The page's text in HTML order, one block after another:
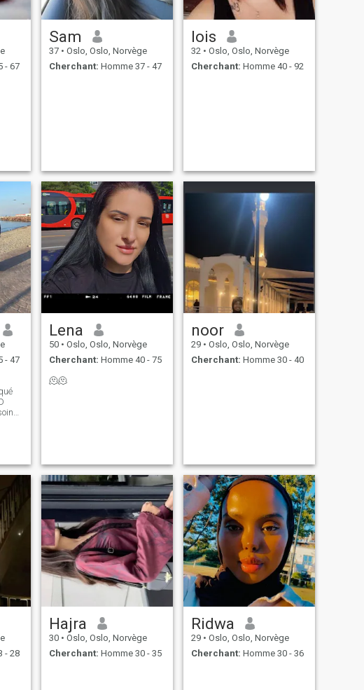
- 67
Sam
37 • Oslo, Oslo, Norvège
Cherchant: Homme 37 - 47
lois
32 • Oslo, Oslo, Norvège
Cherchant: Homme 40 - 92
- 47
Lena
50 • Oslo, Oslo, Norvège
Cherchant: Homme 40 - 75
🫠🫠
noor
29 • Oslo, Oslo, Norvège
Cherchant: Homme 30 - 40
- 28
Hajra
30 • Oslo, Oslo, Norvège
Cherchant: Homme 30 - 35
Ridwa
29 • Oslo, Oslo, Norvège
Cherchant: Homme 30 - 36